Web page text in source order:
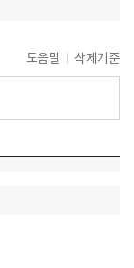
도움말 삭제기준